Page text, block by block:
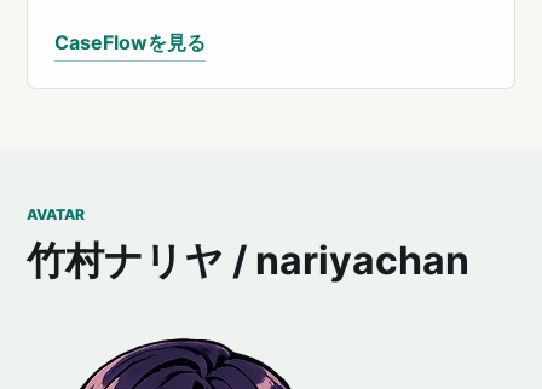
CaseFlowを見る
AVATAR
竹村ナリヤ / nariyachan